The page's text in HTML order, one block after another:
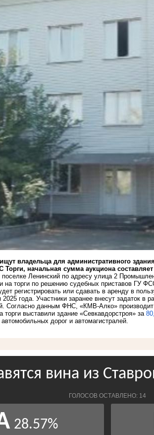
владельца для административного
начальная сумма аукциона
Ленинский по адресу улица 2
на торги по решению судебных приставов ГУ
регистрировать или сдавать в аренду в
2025 года. Участники заранее внесут задаток в
Согласно данным ФНС, «КМВ-Алко»
торги выставили здание «Севкавдорстроя» за
дорог и автомагистралей.